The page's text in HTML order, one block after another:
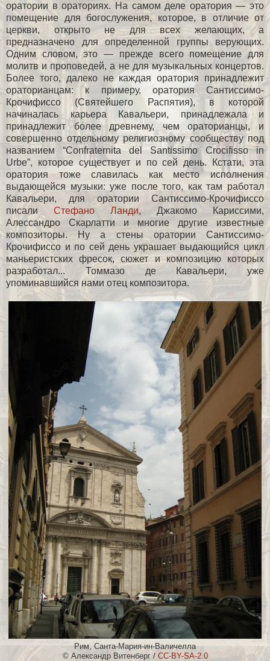
оратории в ораториях. На самом деле оратория — это
помещение для богослужения, которое, в отличие от
церкви, открыто не для всех желающих, а
предназначено для определенной группы верующих.
Одним словом, это — прежде всего помещение для
молитв и проповедей, а не для музыкальных концертов.
Более того, далеко не каждая оратория принадлежит
ораторианцам: к примеру, оратория Сантиссимо-
Крочифиссо (Святейшего Распятия), в которой
начиналась карьера Кавальери, принадлежала и
принадлежит более древнему, чем ораторианцы, и
совершенно отдельному религиозному сообществу под
названием “Confraternita del Santissimo Crocifisso in
Urbe”, которое существует и по сей день. Кстати, эта
оратория тоже славилась как место исполнения
выдающейся музыки: уже после того, как там работал
Кавальери, для оратории Сантиссимо-Крочифиссо
писали Стефано Ланди, Джакомо Кариссими,
Алессандро Скарлатти и многие другие известные
композиторы. Ну а стены оратории Сантиссимо-
Крочифиссо и по сей день украшает выдающийся цикл
маньеристских фресок, сюжет и композицию которых
разработал... Томмазо де Кавальери, уже
упоминавшийся нами отец композитора.
Рим, Санта-Мария-ин-Валичелла
© Александр Витенберг / CC-BY-SA-2.0